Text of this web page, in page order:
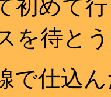
初めて
を待と
で仕込